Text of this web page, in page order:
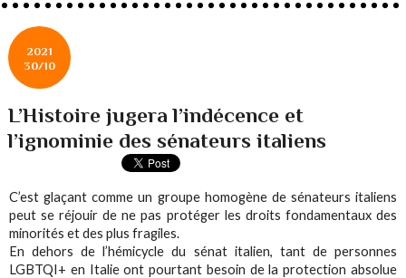
2021
30/10
L’Histoire jugera l’indécence et
l’ignominie des sénateurs italiens
C’est glaçant comme un groupe homogène de sénateurs italiens
peut se réjouir de ne pas protéger les droits fondamentaux des
minorités et des plus fragiles.
En dehors de l’hémicycle du sénat italien, tant de personnes
LGBTQI+ en Italie ont pourtant besoin de la protection absolue